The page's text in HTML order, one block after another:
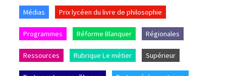
Médias Prix lycéen du livre de philosophie
Programmes Réforme Blanquer Régionales
Ressources Rubrique Le métier Supérieur